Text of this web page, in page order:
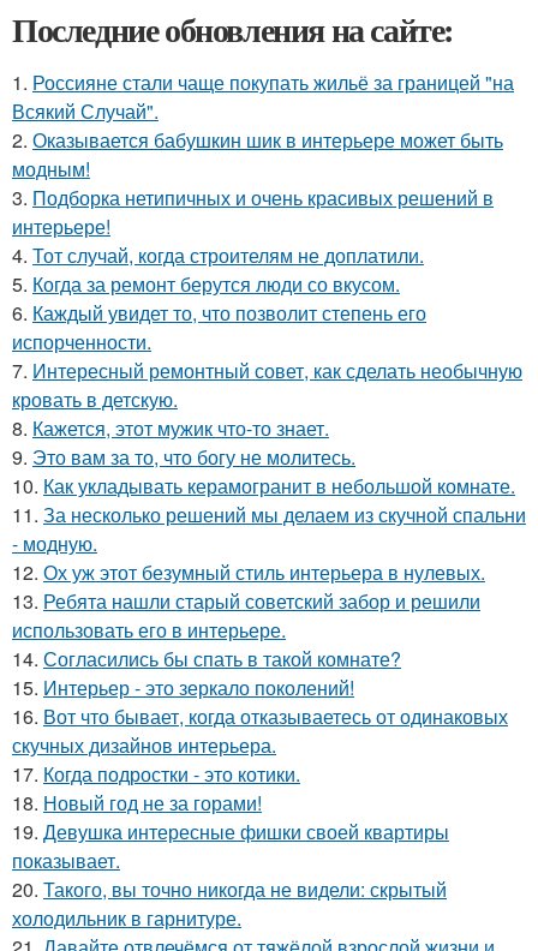
Последние обновления на сайте:
1. Россияне стали чаще покупать жильё за границей "на
Всякий Случай".
2. Оказывается бабушкин шик в интерьере может быть
модным!
3. Подборка нетипичных и очень красивых решений в
интерьере!
4. Тот случай, когда строителям не доплатили.
5. Когда за ремонт берутся люди со вкусом.
6. Каждый увидет то, что позволит степень его
испорченности.
7. Интересный ремонтный совет, как сделать необычную
кровать в детскую.
8. Кажется, этот мужик что-то знает.
9. Это вам за то, что богу не молитесь.
10. Как укладывать керамогранит в небольшой комнате.
11. За несколько решений мы делаем из скучной спальни
- модную.
12. Ох уж этот безумный стиль интерьера в нулевых.
13. Ребята нашли старый советский забор и решили
использовать его в интерьере.
14. Согласились бы спать в такой комнате?
15. Интерьер - это зеркало поколений!
16. Вот что бывает, когда отказываетесь от одинаковых
скучных дизайнов интерьера.
17. Когда подростки - это котики.
18. Новый год не за горами!
19. Девушка интересные фишки своей квартиры
показывает.
20. Такого, вы точно никогда не видели: скрытый
холодильник в гарнитуре.